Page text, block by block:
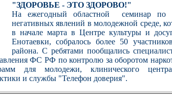
"ЗДОРОВЬЕ - ЭТО ЗДОРОВО!"
На ежегодный областной семинар по
негативных явлений в молодежной среде,
в начале марта в Центре культуры и
Енотаевки, собралось более 50
района. С ребятами пообщались
ФС РФ по контролю за оборотом
для молодежи, клинического
и службы "Телефон доверия".